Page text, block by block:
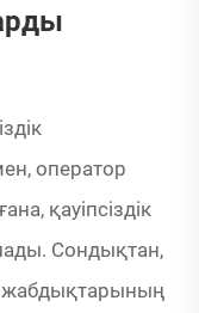
оператор
қауіпсіздік
Сондықтан,
жабдықтарының